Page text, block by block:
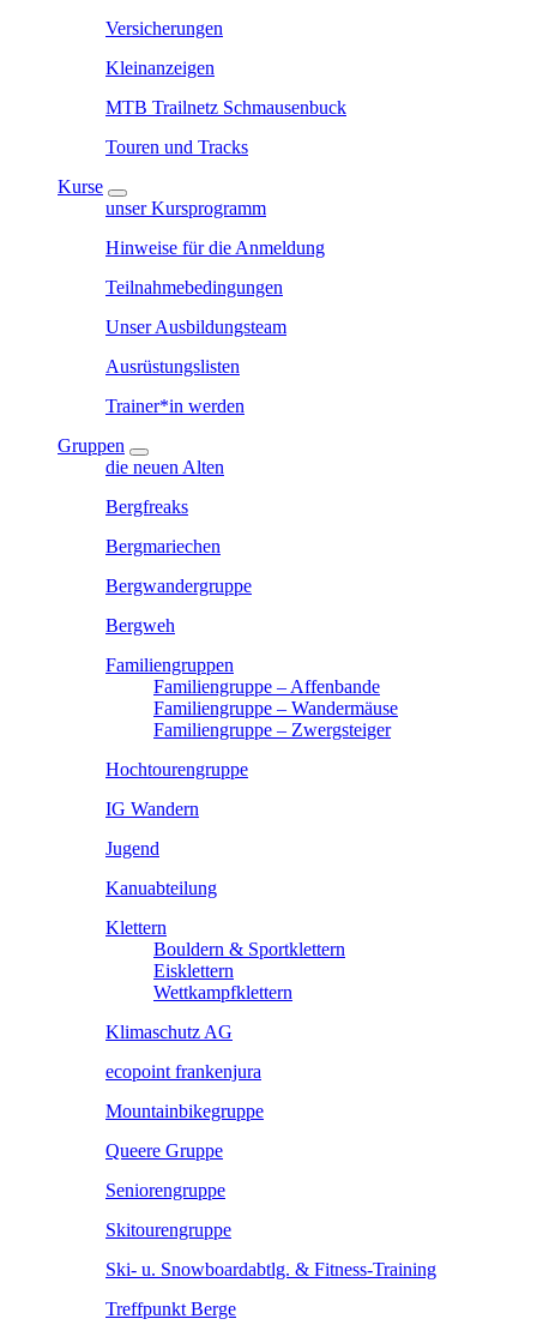
Versicherungen
Kleinanzeigen
MTB Trailnetz Schmausenbuck
Touren und Tracks
Kurse
unser Kursprogramm
Hinweise für die Anmeldung
Teilnahmebedingungen
Unser Ausbildungsteam
Ausrüstungslisten
Trainer*in werden
Gruppen
die neuen Alten
Bergfreaks
Bergmariechen
Bergwandergruppe
Bergweh
Familiengruppen
Familiengruppe – Affenbande
Familiengruppe – Wandermäuse
Familiengruppe – Zwergsteiger
Hochtourengruppe
IG Wandern
Jugend
Kanuabteilung
Klettern
Bouldern & Sportklettern
Eisklettern
Wettkampfklettern
Klimaschutz AG
ecopoint frankenjura
Mountainbikegruppe
Queere Gruppe
Seniorengruppe
Skitourengruppe
Ski- u. Snowboardabtlg. & Fitness-Training
Treffpunkt Berge